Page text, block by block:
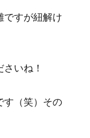
ですが紐解け
いね！
す（笑）その